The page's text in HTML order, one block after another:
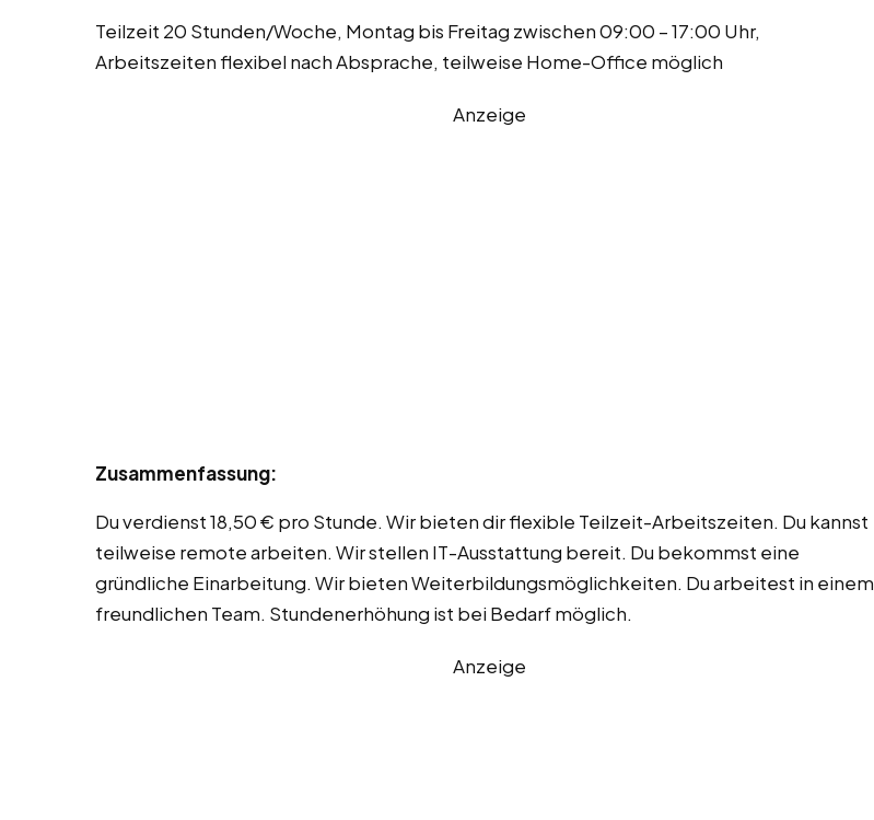
Teilzeit 20 Stunden/Woche, Montag bis Freitag zwischen 09:00 – 17:00 Uhr,
Arbeitszeiten flexibel nach Absprache, teilweise Home-Office möglich
Anzeige
Zusammenfassung:
Du verdienst 18,50 € pro Stunde. Wir bieten dir flexible Teilzeit-Arbeitszeiten. Du kannst
teilweise remote arbeiten. Wir stellen IT-Ausstattung bereit. Du bekommst eine
gründliche Einarbeitung. Wir bieten Weiterbildungsmöglichkeiten. Du arbeitest in einem
freundlichen Team. Stundenerhöhung ist bei Bedarf möglich.
Anzeige